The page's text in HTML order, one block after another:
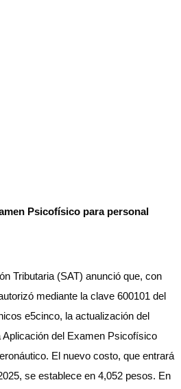
Psicofísico para personal
Tributaria (SAT) anunció que, con
mediante la clave 600101 del
e5cinco, la actualización del
Aplicación del Examen Psicofísico
El nuevo costo, que entrará
se establece en 4,052 pesos. En